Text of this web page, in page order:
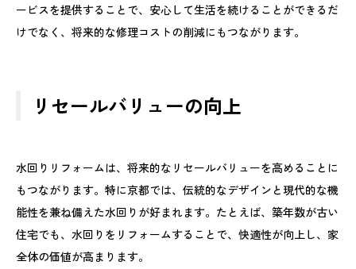
ービスを提供することで、安心して生活を続けることができるだ
けでなく、将来的な修理コストの削減にもつながります。
リセールバリューの向上
水回りリフォームは、将来的なリセールバリューを高めることに
もつながります。特に京都では、伝統的なデザインと現代的な機
能性を兼ね備えた水回りが好まれます。たとえば、築年数が古い
住宅でも、水回りをリフォームすることで、快適性が向上し、家
全体の価値が高まります。